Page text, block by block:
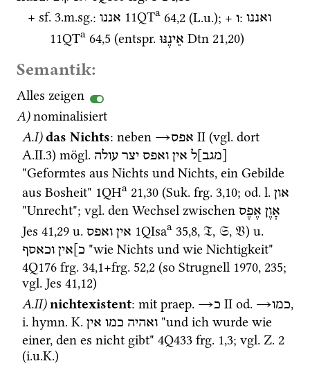
+ sf. 3.m.sg.: אננו 11QTa 64,2 (L.u.); + ו: ואננו
11QTa 64,5 (entspr. אֵינֶנּוּ Dtn 21,20)
Semantik:
Alles zeigen
A)nominalisiert
A.I)das Nichts: neben →אפס ‎ II (vgl. dort
A.II.3) mögl. [מגב]ל אין ואפס יצר עולה
"Geformtes aus Nichts und Nichts, ein Gebilde
aus Bosheit" 1QHa 21,30 (Suk. frg. 3,10; od. l. און
"Unrecht"; vgl. den Wechsel zwischen אָוֶן אֶפֶס
Jes 41,29 u. אין ואפס 1QIsaa 35,8, 𝔗, 𝔖, 𝔙) u.
כ]אין וכאסף
4Q176 frg. 34,1+frg. 52,2 (so Strugnell 1970
vgl. Jes 41,12)
A.II)nichtexistent: mit praep. →כ ‎ II od. →כמו
i. hymn. K. ואהיה כמו אין
"und ich wurde wie
einer, den es nicht gibt" 4Q433 frg. 1,3; vgl. Z. 2
(i.u.K.)